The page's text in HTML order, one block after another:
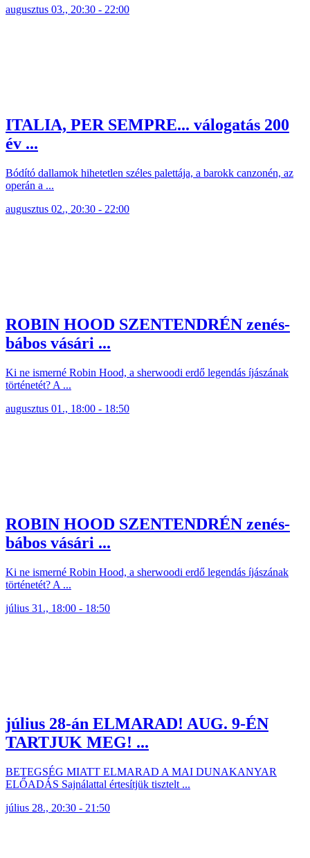
augusztus 03., 20:30 - 22:00
ITALIA, PER SEMPRE... válogatás 200
év ...
Bódító dallamok hihetetlen széles palettája, a barokk canzonén, az
operán a ...
augusztus 02., 20:30 - 22:00
ROBIN HOOD SZENTENDRÉN zenés-
bábos vásári ...
Ki ne ismerné Robin Hood, a sherwoodi erdő legendás íjászának
történetét? A ...
augusztus 01., 18:00 - 18:50
ROBIN HOOD SZENTENDRÉN zenés-
bábos vásári ...
Ki ne ismerné Robin Hood, a sherwoodi erdő legendás íjászának
történetét? A ...
július 31., 18:00 - 18:50
július 28-án ELMARAD! AUG. 9-ÉN
TARTJUK MEG! ...
BETEGSÉG MIATT ELMARAD A MAI DUNAKANYAR
ELŐADÁS Sajnálattal értesítjük tisztelt ...
július 28., 20:30 - 21:50